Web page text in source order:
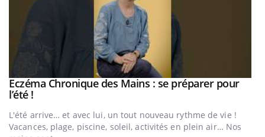
Youtube
Eczéma Chronique des Mains : se préparer pour
l’été !Youtube
L'été arrive… et avec lui, un tout nouveau rythme de vie !
Vacances, plage, piscine, soleil, activités en plein air… Nos